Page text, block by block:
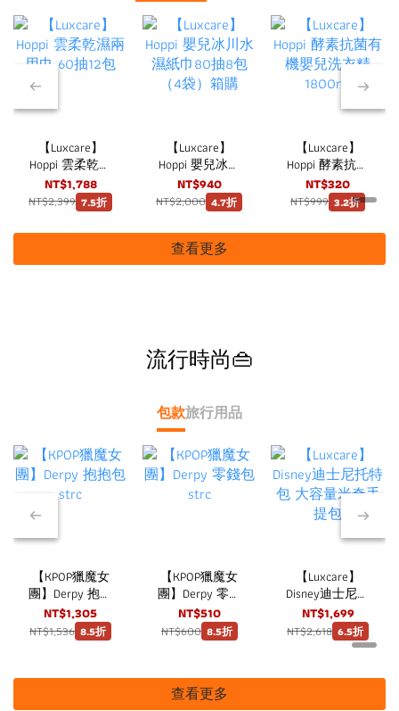
【Luxcare】
Hoppi 雲柔乾濕
兩用巾 60抽12
包
NT$1,788
NT$2,399 7.5折
【Luxcare】
Hoppi 嬰兒冰川
水濕紙巾80抽8
包（4袋）箱購
NT$940
NT$2,000 4.7折
【Luxcare】
Hoppi 酵素抗菌
有機嬰兒洗衣精
1800ml
NT$320
NT$999 3.2折
查看更多
流行時尚👜
包款旅行用品
【KPOP獵魔女
團】Derpy 抱抱
包 strc
NT$1,305
NT$1,536 8.5折
【KPOP獵魔女
團】Derpy 零錢
包 strc
NT$510
NT$600 8.5折
【Luxcare】
Disney迪士尼托
特包 大容量米
奇手提包
NT$1,699
NT$2,618 6.5折
查看更多